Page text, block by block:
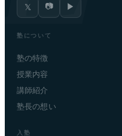
𝕏 📷 ▶
塾について
塾の特徴
授業内容
講師紹介
塾長の想い
入塾